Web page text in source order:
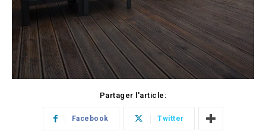
Partager l'article:
Facebook Twitter